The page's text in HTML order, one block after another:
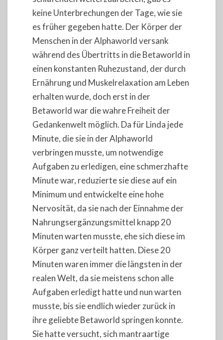
keine Unterbrechungen der Tage, wie sie
es früher gegeben hatte. Der Körper der
Menschen in der Alphaworld versank
während des Übertritts in die Betaworld in
einen konstanten Ruhezustand, der durch
Ernährung und Muskelrelaxation am Leben
erhalten wurde, doch erst in der
Betaworld war die wahre Freiheit der
Gedankenwelt möglich. Da für Linda jede
Minute, die sie in der Alphaworld
verbringen musste, um notwendige
Aufgaben zu erledigen, eine schmerzhafte
Minute war, reduzierte sie diese auf ein
Minimum und entwickelte eine hohe
Nervosität, da sie nach der Einnahme der
Nahrungsergänzungsmittel knapp 20
Minuten warten musste, ehe sich diese im
Körper ganz verteilt hatten. Diese 20
Minuten waren immer die längsten in der
realen Welt, da sie meistens schon alle
Aufgaben erledigt hatte und nun warten
musste, bis sie endlich wieder zurück in
ihre geliebte Betaworld springen konnte.
Sie hatte versucht, sich mantraartige